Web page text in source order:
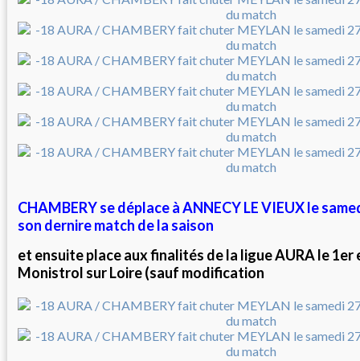
CHAMBERY se déplace à ANNECY LE VIEUX le
son dernire match de la saison
et ensuite place aux finalités de la ligue AURA le 1er
Monistrol sur Loire (sauf modification